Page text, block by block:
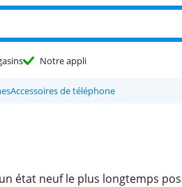
Notre appli
Accessoires de téléphone
état neuf le plus longtemps